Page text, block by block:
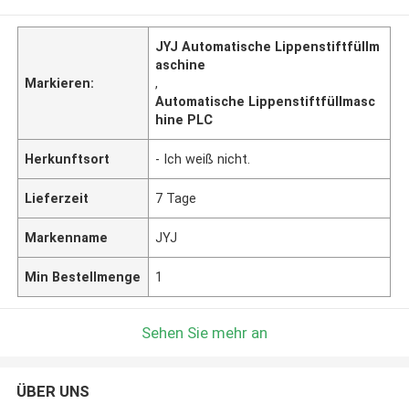
Markieren:
JYJ Automatische Lippenstiftfüllm
aschine
,
Automatische Lippenstiftfüllmasc
hine PLC
Herkunftsort - Ich weiß nicht.
Lieferzeit 7 Tage
Markenname JYJ
Min Bestellmenge 1
Sehen Sie mehr an
ÜBER UNS